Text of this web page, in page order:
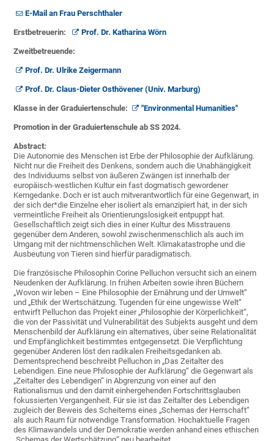
E-Mail an Frau Perschthaler
Erstbetreuerin: Prof. Dr. Katharina Wörn
Zweitbetreuende:
Prof. Dr. Ulrike Zeigermann
Prof. Dr. Claus-Dieter Osthövener (Univ. Marburg)
Klasse in der Graduiertenschule: "Environmental Humanities"
Promotion in der Graduiertenschule ab SS 2024.
Abstract:
Die Autonomie des Menschen ist Erbe der Philosophie der Aufklärung.
Nicht nur die Freiheit des Denkens, sondern auch die Unabhängigkeit
des Individuums selbst von äußeren Zwängen ist innerhalb der
europäisch-westlichen Kultur ein fast dogmatisch gewordener
Kerngedanke. Doch er ist auch mitverantwortlich für eine Gegenwart, in
der sich der*die Einzelne eher isoliert als emanzipiert hat, in der sich
vermeintliche Freiheit als Orientierungslosigkeit entpuppt hat.
Gesellschaftlich zeigt sich dies in einer Kultur des Misstrauens
gegenüber dem Anderen, sowohl zwischenmenschlich als auch im
Umgang mit der nichtmenschlichen Welt. Klimakatastrophe und die
Ausbeutung von Tieren sind hierfür paradigmatisch.
Die französische Philosophin Corine Pelluchon versucht sich an einem
Neudenken der Aufklärung. In frühen Arbeiten sowie ihren Büchern
„Wovon wir leben – Eine Philosophie der Ernährung und der Umwelt“
und „Ethik der Wertschätzung. Tugenden für eine ungewisse Welt“
entwirft Pelluchon das Projekt einer „Philosophie der Körperlichkeit“,
die von der Passivität und Vulnerabilität des Subjekts ausgeht und dem
Menschenbild der Aufklärung ein alternatives, über seine Relationalität
und Empfänglichkeit bestimmtes entgegensetzt. Die Verpflichtung
gegenüber Anderen löst den radikalen Freiheitsgedanken ab.
Dementsprechend beschreibt Pelluchon in „Das Zeitalter des
Lebendigen. Eine neue Philosophie der Aufklärung“ die Gegenwart als
„Zeitalter des Lebendigen“ in Abgrenzung von einer auf den
Rationalismus und den damit einhergehenden Fortschrittsglauben
fokussierten Vergangenheit. Für sie ist das Zeitalter des Lebendigen
zugleich der Beweis des Scheiterns eines „Schemas der Herrschaft“
als auch Raum für notwendige Transformation. Hochaktuelle Fragen
des Klimawandels und der Demokratie werden anhand eines ethischen